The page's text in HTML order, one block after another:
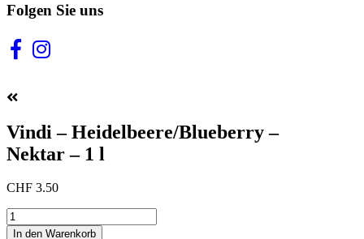
Folgen Sie uns
Vindi – Heidelbeere/Blueberry –
Nektar – 1 l
CHF 3.50
Vindi
– In den Warenkorb